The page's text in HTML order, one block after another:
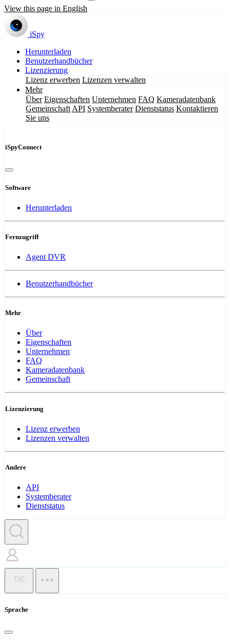
View this page in English
iSpy
Herunterladen
Benutzerhandbücher
Lizenzierung
Lizenz erwerben Lizenzen verwalten
Mehr
Über Eigenschaften Unternehmen FAQ Kameradatenbank
Gemeinschaft API Systemberater Dienststatus Kontaktieren
Sie uns
iSpyConnect
Software
Herunterladen
Fernzugriff
Agent DVR
Benutzerhandbücher
Mehr
Über
Eigenschaften
Unternehmen
FAQ
Kameradatenbank
Gemeinschaft
Lizenzierung
Lizenz erwerben
Lizenzen verwalten
Andere
API
Systemberater
Dienststatus
DE
Sprache